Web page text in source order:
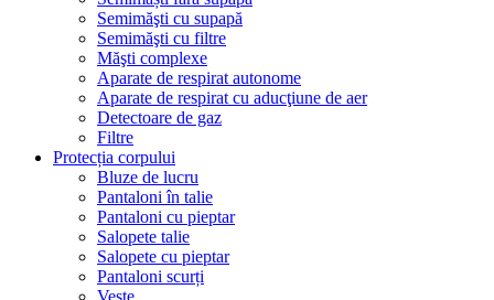
Semimăşti cu supapă
Semimăşti cu filtre
Măşti complexe
Aparate de respirat autonome
Aparate de respirat cu aducţiune de aer
Detectoare de gaz
Filtre
Protecția corpului
Bluze de lucru
Pantaloni în talie
Pantaloni cu pieptar
Salopete talie
Salopete cu pieptar
Pantaloni scurți
Veste